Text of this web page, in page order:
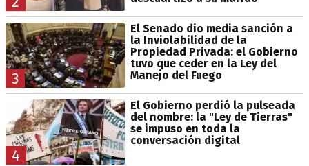
3
El Senado dio media sanción a
la Inviolabilidad de la
Propiedad Privada: el Gobierno
tuvo que ceder en la Ley del
Manejo del Fuego
4
El Gobierno perdió la pulseada
del nombre: la "Ley de Tierras"
se impuso en toda la
conversación digital